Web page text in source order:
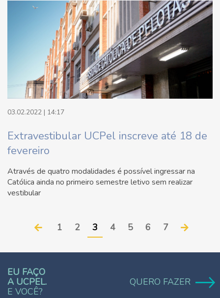
03.02.2022 | 14:17
Extravestibular UCPel inscreve até 18 de
fevereiro
Através de quatro modalidades é possível ingressar na
Católica ainda no primeiro semestre letivo sem realizar
vestibular
1 2 3 4 5 6 7
EU FAÇO
A UCPEL.
E VOCÊ?
QUERO FAZER